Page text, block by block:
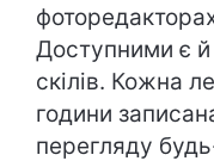
Доступними є й
скілів. Кожна
години
перегляду